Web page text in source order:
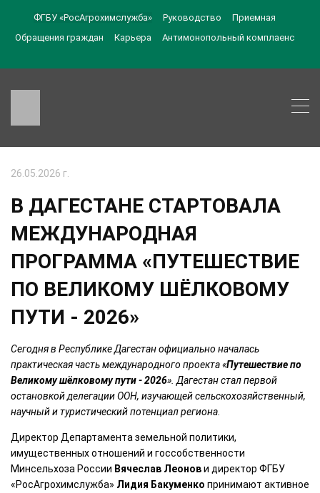
ФГБУ «РосАгрохимслужба» Руководство
Приемная
Обращения граждан
Карьера Антимонопольный комплаенс
26.05.2026 г.
В ДАГЕСТАНЕ СТАРТОВАЛА
МЕЖДУНАРОДНАЯ
ПРОГРАММА «ПУТЕШЕСТВИЕ
ПО ВЕЛИКОМУ ШЁЛКОВОМУ
ПУТИ - 2026»
Сегодня в Республике Дагестан официально началась
практическая часть международного проекта «Путешествие по
Великому шёлковому пути - 2026». Дагестан стал первой
остановкой делегации ООН, изучающей сельскохозяйственный,
научный и туристический потенциал региона.
Директор Департамента земельной политики,
имущественных отношений и госсобственности
Минсельхоза России Вячеслав Леонови директор ФГБУ
«РосАгрохимслужба» Лидия Бакуменко принимают активное